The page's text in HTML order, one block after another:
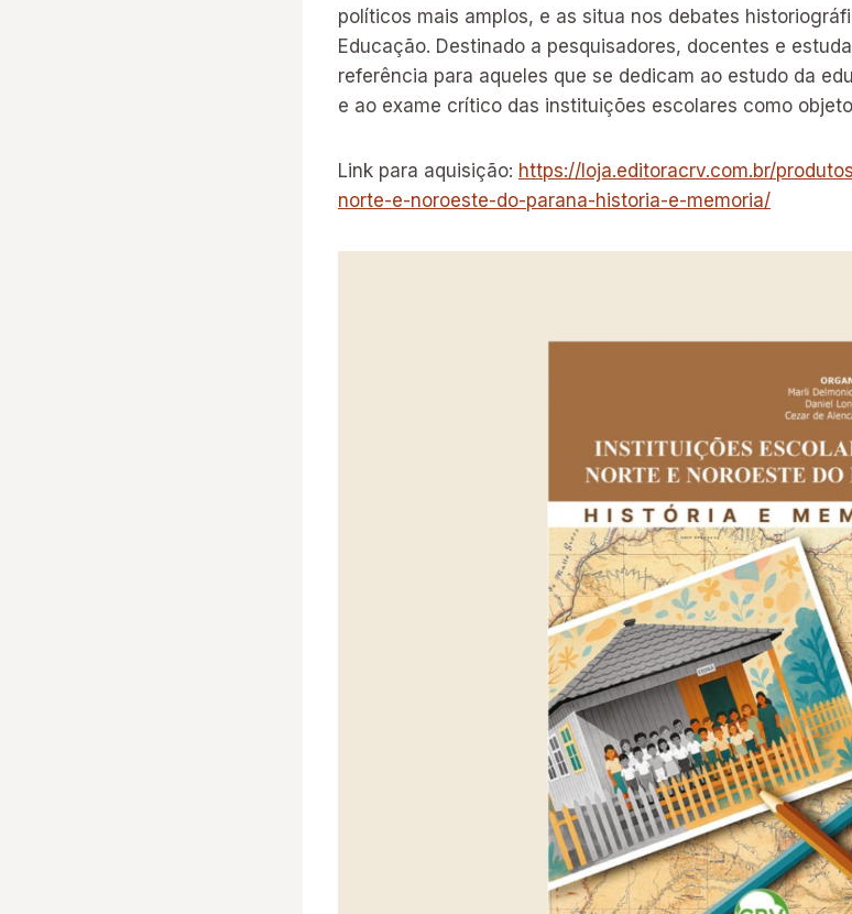
políticos mais amplos, e as situa nos debates
Educação. Destinado a pesquisadores, docentes e
referência para aqueles que se dedicam ao estudo da
e ao exame crítico das instituições escolares como
Link para aquisição: https://loja.editoracrv.com.br/
norte-e-noroeste-do-parana-historia-e-memoria/